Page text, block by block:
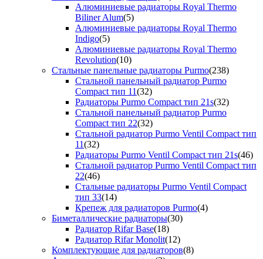
Алюминиевые радиаторы Royal Thermo
Biliner Alum(5)
Алюминиевые радиаторы Royal Thermo
Indigo(5)
Алюминиевые радиаторы Royal Thermo
Revolution(10)
Стальные панельные радиаторы Purmo(238)
Стальной панельный радиатор Purmo
Compact тип 11(32)
Радиаторы Purmo Compact тип 21s(32)
Стальной панельный радиатор Purmo
Compact тип 22(32)
Стальной радиатор Purmo Ventil Compact тип
11(32)
Радиаторы Purmo Ventil Compact тип 21s(46)
Стальной радиатор Purmo Ventil Compact тип
22(46)
Стальные радиаторы Purmo Ventil Compact
тип 33(14)
Крепеж для радиаторов Purmo(4)
Биметаллические радиаторы(30)
Радиатор Rifar Base(18)
Радиатор Rifar Monolit(12)
Комплектующие для радиаторов(8)